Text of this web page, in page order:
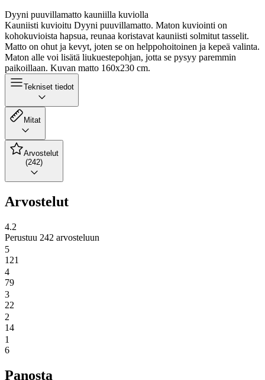
Dyyni puuvillamatto kauniilla kuviolla
Kauniisti kuvioitu Dyyni puuvillamatto. Maton kuviointi on
kohokuvioista hapsua, reunaa koristavat kauniisti solmitut tasselit.
Matto on ohut ja kevyt, joten se on helppohoitoinen ja kepeä valinta.
Maton alle voi lisätä liukuestepohjan, jotta se pysyy paremmin
paikoillaan. Kuvan matto 160x230 cm.
Tekniset tiedot
Mitat
Arvostelut
(242)
Arvostelut
4.2
Perustuu 242 arvosteluun
5
121
4
79
3
22
2
14
1
6
Panosta